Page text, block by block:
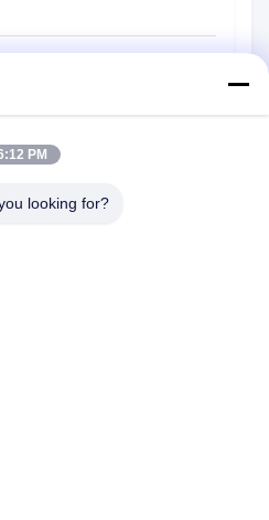
PM
looking for?